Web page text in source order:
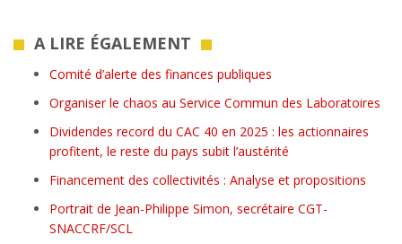
A LIRE ÉGALEMENT
Comité d’alerte des finances publiques
Organiser le chaos au Service Commun des Laboratoires
Dividendes record du CAC 40 en 2025 : les actionnaires
profitent, le reste du pays subit l’austérité
Financement des collectivités : Analyse et propositions
Portrait de Jean-Philippe Simon, secrétaire CGT-
SNACCRF/SCL